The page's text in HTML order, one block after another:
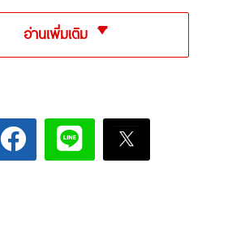
อ่านเพิ่มเติม